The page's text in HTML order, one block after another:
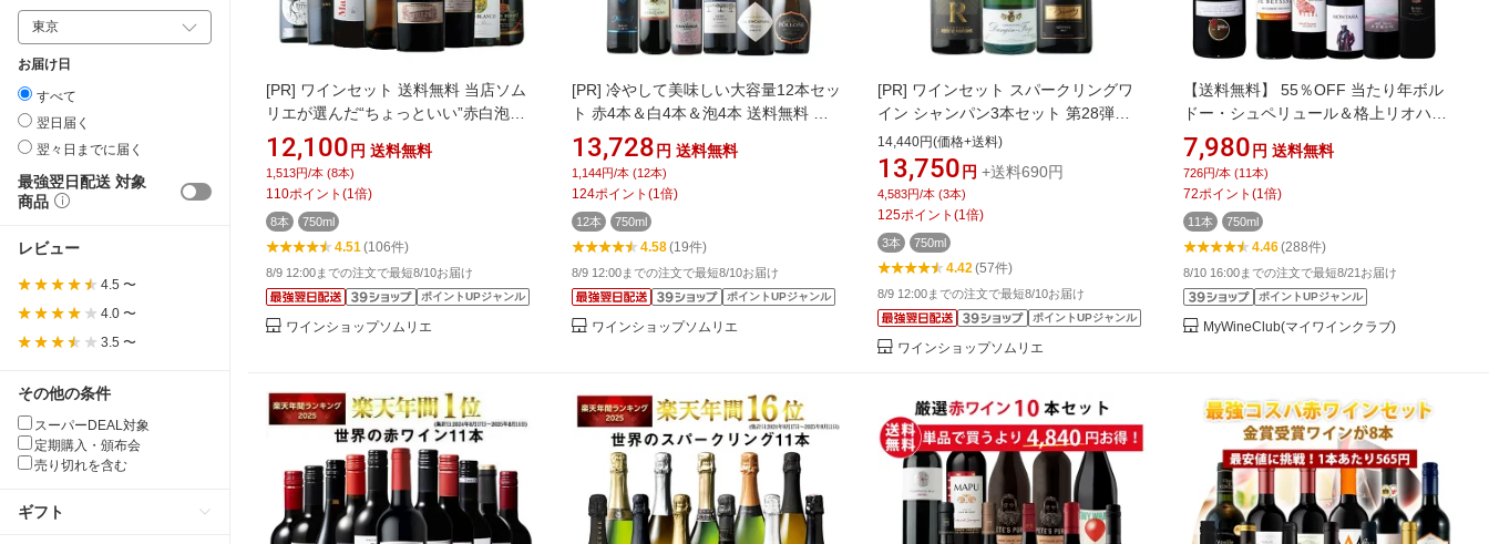
お届け日
すべて
翌日届く
翌々日までに届く
最強翌日配送 対象
商品
レビュー
4.5 〜
4.0 〜
3.5 〜
その他の条件
スーパーDEAL対象
定期購入・頒布会
売り切れを含む
ギフト
[PR] ワインセット 送料無料 当店ソム
リエが選んだ“ちょっといい”赤白泡ワ
イン8本セット（赤ワイン4・白ワイン
2・スパークリングワイン2）「7/17更
新」【ワイン ギフト ソムリエ厳選】
12,100 円 送料無料
1,513円/本 (8本)
110ポイント (1倍)
8本 750ml
4.51(106件)
8/9 12:00までの注文で最短8/10お届け
ポイントUPジャンル
ワインショップソムリエ
[PR] 冷やして美味しい大容量12本セッ
ト 赤4本＆白4本＆泡4本 送料無料 ワ
インセット「8/7更新」【ワイン ギフ
ト ソムリエ厳選】
13,728 円 送料無料
1,144円/本 (12本)
124ポイント (1倍)
12本 750ml
4.58(19件)
8/9 12:00までの注文で最短8/10お届け
ポイントUPジャンル
ワインショップソムリエ
[PR] ワインセット スパークリングワ
イン シャンパン3本セット 第28弾
「12/3更新」【ワイン ギフト ソムリ
エ厳選】
14,440円(価格+送料)
13,750 円 +送料690円
4,583円/本 (3本)
125ポイント (1倍)
3本 750ml
4.42(57件)
8/9 12:00までの注文で最短8/10お届け
ポイントUPジャンル
ワインショップソムリエ
【送料無料】 55％OFF 当たり年ボル
ドー・シュペリュール＆格上リオハ入
り!すべて金賞!世界の選りすぐり赤ワ
イン11本セット 第20弾 赤ワイン フル
ボディ ワインセット 【W07971】
7,980 円 送料無料
726円/本 (11本)
72ポイント (1倍)
11本 750ml
4.46(288件)
8/10 16:00までの注文で最短8/21お届け
ポイントUPジャンル
MyWineClub(マイワインクラブ)